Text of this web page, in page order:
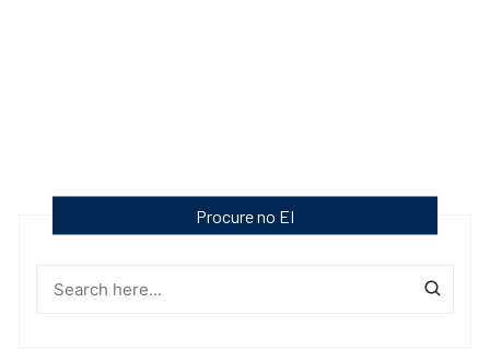
Procure no EI